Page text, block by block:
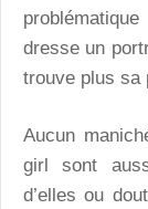
dresse un
trouve plus sa
Aucun
girl sont
d’elles ou